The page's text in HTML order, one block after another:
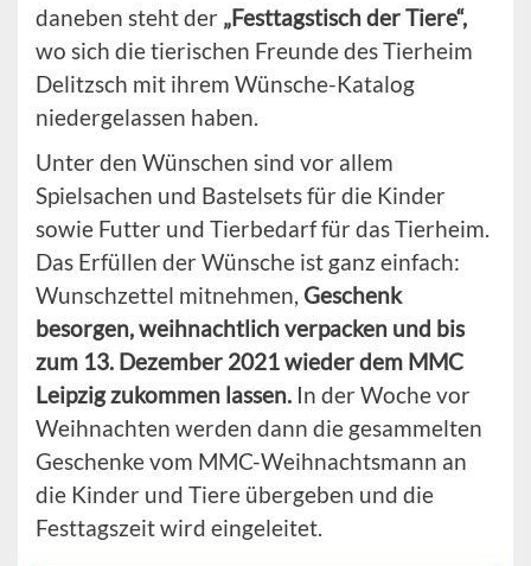
daneben steht der „Festtagstisch der Tiere“,
wo sich die tierischen Freunde des Tierheim
Delitzsch mit ihrem Wünsche-Katalog
niedergelassen haben.
Unter den Wünschen sind vor allem
Spielsachen und Bastelsets für die Kinder
sowie Futter und Tierbedarf für das Tierheim.
Das Erfüllen der Wünsche ist ganz einfach:
Wunschzettel mitnehmen, Geschenk
besorgen, weihnachtlich verpacken und bis
zum 13. Dezember 2021 wieder dem MMC
Leipzig zukommen lassen. In der Woche vor
Weihnachten werden dann die gesammelten
Geschenke vom MMC-Weihnachtsmann an
die Kinder und Tiere übergeben und die
Festtagszeit wird eingeleitet.